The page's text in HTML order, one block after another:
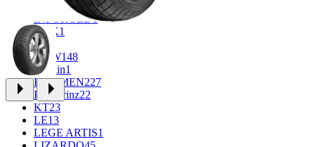
INFORGED1
K&K1
K72
KDW148
Keskin1
KHOMEN227
Kronprinz22
KT23
LE13
LEGE ARTIS1